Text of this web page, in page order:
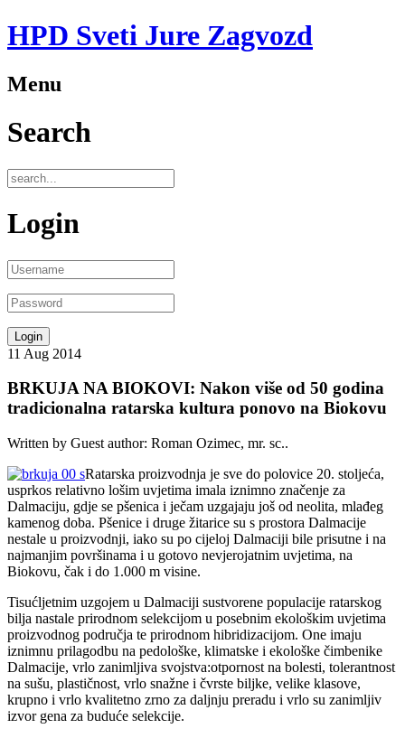
HPD Sveti Jure Zagvozd
Menu
Search
Login
11 Aug 2014
BRKUJA NA BIOKOVI: Nakon više od 50 godina
tradicionalna ratarska kultura ponovo na Biokovu
Written by Guest author: Roman Ozimec, mr. sc..
Ratarska proizvodnja je sve do polovice 20. stoljeća,
usprkos relativno lošim uvjetima imala iznimno značenje za
Dalmaciju, gdje se pšenica i ječam uzgajaju još od neolita, mlađeg
kamenog doba. Pšenice i druge žitarice su s prostora Dalmacije
nestale u proizvodnji, iako su po cijeloj Dalmaciji bile prisutne i na
najmanjim površinama i u gotovo nevjerojatnim uvjetima, na
Biokovu, čak i do 1.000 m visine.
Tisućljetnim uzgojem u Dalmaciji sustvorene populacije ratarskog
bilja nastale prirodnom selekcijom u posebnim ekološkim uvjetima
proizvodnog područja te prirodnom hibridizacijom. One imaju
iznimnu prilagodbu na pedološke, klimatske i ekološke čimbenike
Dalmacije, vrlo zanimljiva svojstva:otpornost na bolesti, tolerantnost
na sušu, plastičnost, vrlo snažne i čvrste biljke, velike klasove,
krupno i vrlo kvalitetno zrno za daljnju preradu i vrlo su zanimljiv
izvor gena za buduće selekcije.